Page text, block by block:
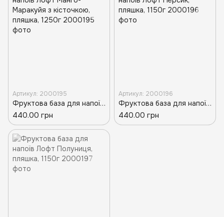
Артикул: 2000195
Фруктова база для напоїв Лофт Манго-Маракуйя з кісточкою, пляшка, 1250г
440.00 грн
Артикул: 2000196
Фруктова база для напоїв Лофт Персик, пляшка, 1150г
440.00 грн